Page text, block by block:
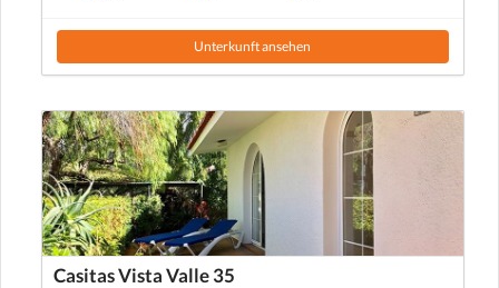
Unterkunft ansehen
Casitas Vista Valle 35